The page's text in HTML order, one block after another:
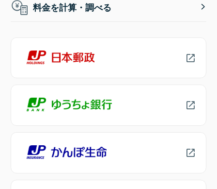
料金を計算・調べる